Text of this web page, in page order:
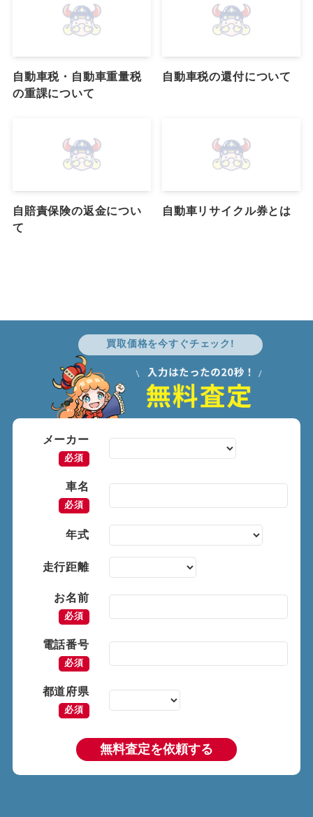
自動車税・自動車重量税
の重課について
自動車税の還付について
自賠責保険の返金につい
て
自動車リサイクル券とは
買取価格を今すぐチェック!
メーカー
必須
車名
必須
年式
走行距離
お名前
必須
電話番号
必須
都道府県
必須
無料査定を依頼する